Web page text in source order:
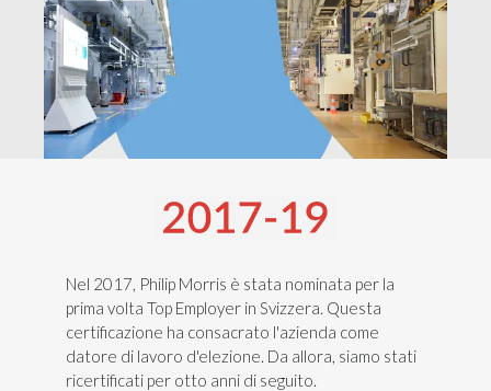
Nel 2017, Philip Morris è stata nominata per la
prima volta Top Employer in Svizzera. Questa
certificazione ha consacrato l'azienda come
datore di lavoro d'elezione. Da allora, siamo stati
ricertificati per otto anni di seguito.